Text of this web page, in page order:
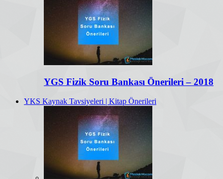
YGS Fizik Soru Bankası Önerileri – 2018
YKS Kaynak Tavsiyeleri | Kitap Önerileri